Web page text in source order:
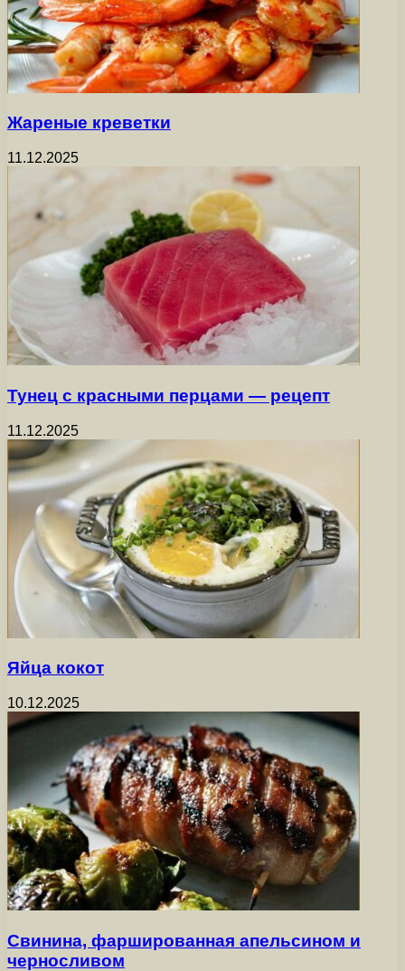
Жареные креветки
11.12.2025
Тунец с красными перцами — рецепт
11.12.2025
Яйца кокот
10.12.2025
Свинина, фаршированная апельсином и
черносливом